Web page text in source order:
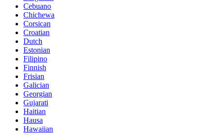
Cebuano
Chichewa
Corsican
Croatian
Dutch
Estonian
Filipino
Finnish
Frisian
Galician
Georgian
Gujarati
Haitian
Hausa
Hawaiian